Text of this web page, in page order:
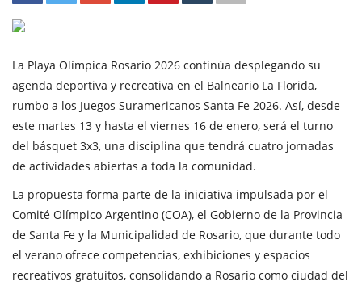
La Playa Olímpica Rosario 2026 continúa desplegando su
agenda deportiva y recreativa en el Balneario La Florida,
rumbo a los Juegos Suramericanos Santa Fe 2026. Así, desde
este martes 13 y hasta el viernes 16 de enero, será el turno
del básquet 3x3, una disciplina que tendrá cuatro jornadas
de actividades abiertas a toda la comunidad.
La propuesta forma parte de la iniciativa impulsada por el
Comité Olímpico Argentino (COA), el Gobierno de la Provincia
de Santa Fe y la Municipalidad de Rosario, que durante todo
el verano ofrece competencias, exhibiciones y espacios
recreativos gratuitos, consolidando a Rosario como ciudad del